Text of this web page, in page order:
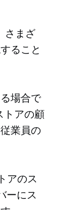
さまざ
ること
場合で
トアの顧
業員の
アのス
ーにス